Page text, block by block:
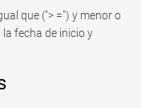
que ("> =") y menor o
la fecha de inicio y